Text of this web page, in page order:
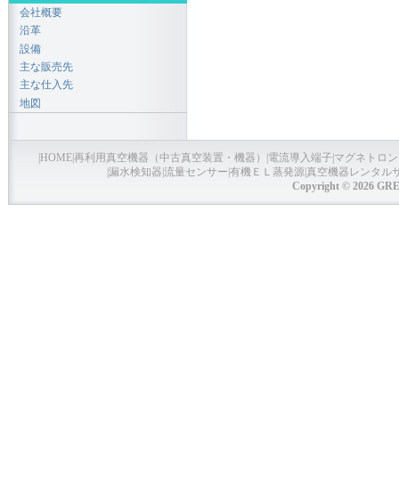
会社概要
沿革
設備
主な販売先
主な仕入先
地図
HOME再利用真空機器（中古真空装置・機器） 電流導入端子 マグネトロ
漏水検知器 流量センサー 有機ＥＬ蒸発源真空機器レンタル
Copyright © 2026